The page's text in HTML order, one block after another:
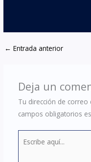
← Entrada anterior
Deja un
Tu dirección de correo
campos obligatorios